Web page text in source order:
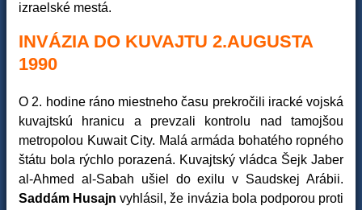
izraelské mestá.
INVÁZIA DO KUVAJTU 2.AUGUSTA
1990
O 2. hodine ráno miestneho času prekročili iracké vojská
kuvajtskú hranicu a prevzali kontrolu nad tamojšou
metropolou Kuwait City. Malá armáda bohatého ropného
štátu bola rýchlo porazená. Kuvajtský vládca Šejk Jaber
al-Ahmed al-Sabah ušiel do exilu v Saudskej Arábii.
Saddám Husajn vyhlásil, že invázia bola podporou proti